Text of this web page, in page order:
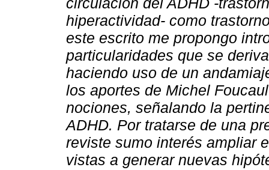
hiperactividad- como
este escrito me propongo
particularidades que se
haciendo uso de un
los aportes de Michel
nociones, señalando la
ADHD. Por tratarse de una
reviste sumo interés ampliar
vistas a generar nuevas